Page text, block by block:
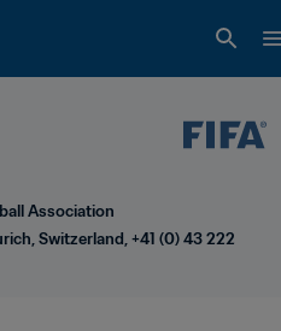
Association
Switzerland, +41 (0) 43 222